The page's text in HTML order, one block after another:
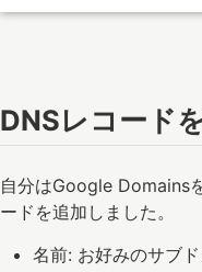
DNSレコード
自分はGoogle Domains
ードを追加しました。
名前: お好みのサブ